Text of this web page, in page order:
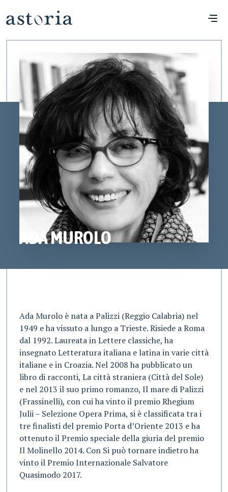
ADA MUROLO
Ada Murolo è nata a Palizzi (Reggio Calabria) nel
1949 e ha vissuto a lungo a Trieste. Risiede a Roma
dal 1992. Laureata in Lettere classiche, ha
insegnato Letteratura italiana e latina in varie città
italiane e in Croazia. Nel 2008 ha pubblicato un
libro di racconti, La città straniera (Città del Sole)
e nel 2013 il suo primo romanzo, Il mare di Palizzi
(Frassinelli), con cui ha vinto il premio Rhegium
Julii – Selezione Opera Prima, si è classificata tra i
tre finalisti del premio Porta d’Oriente 2013 e ha
ottenuto il Premio speciale della giuria del premio
Il Molinello 2014. Con Si può tornare indietro ha
vinto il Premio Internazionale Salvatore
Quasimodo 2017.